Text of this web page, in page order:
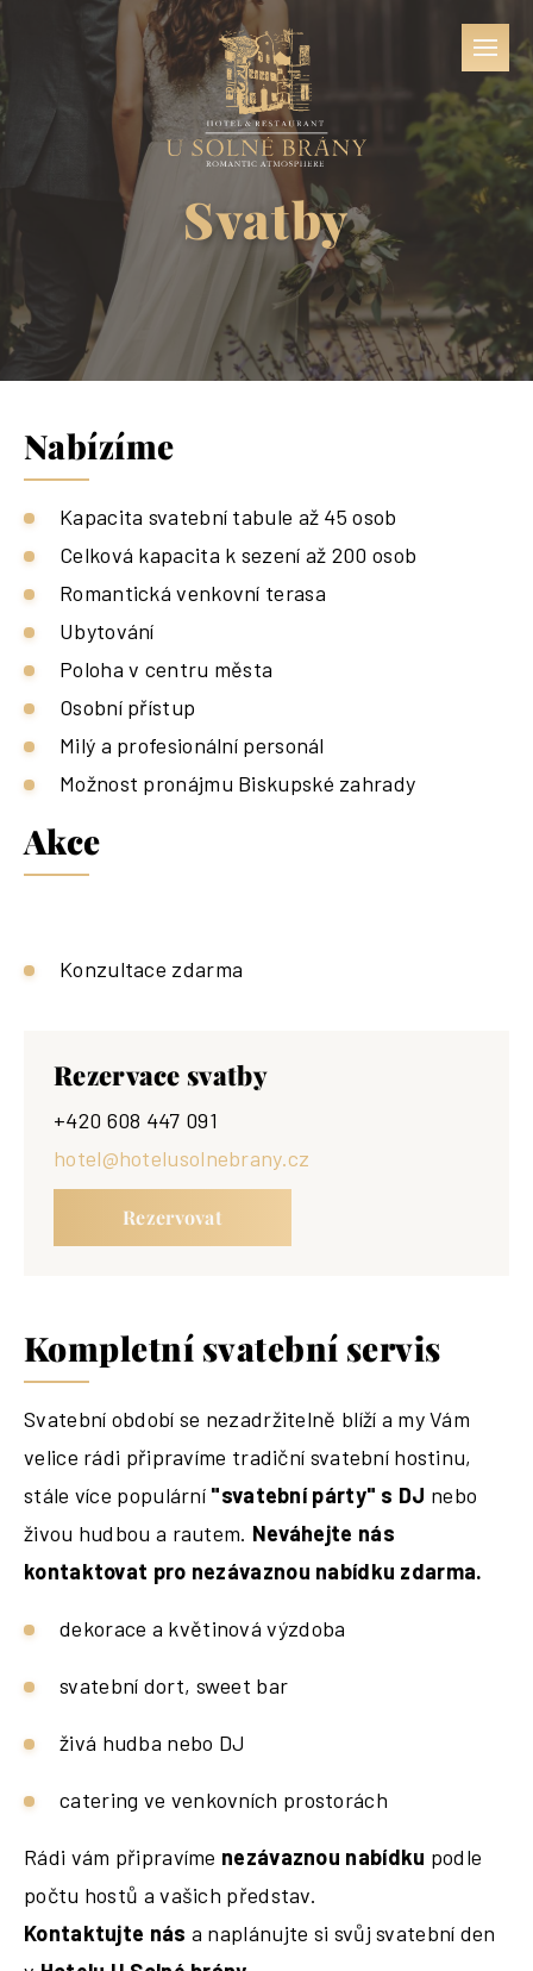
Svatby
Nabízíme
Kapacita svatební tabule až 45 osob
Celková kapacita k sezení až 200 osob
Romantická venkovní terasa
Ubytování
Poloha v centru města
Osobní přístup
Milý a profesionální personál
Možnost pronájmu Biskupské zahrady
Akce
Konzultace zdarma
Rezervace svatby
+420 608 447 091
hotel@hotelusolnebrany.cz
Rezervovat
Kompletní svatební servis
Svatební období se nezadržitelně blíží a my Vám
velice rádi připravíme tradiční svatební hostinu,
stále více populární "svatební párty" s DJ nebo
živou hudbou a rautem. Neváhejte nás
kontaktovat pro nezávaznou nabídku zdarma.
dekorace a květinová výzdoba
svatební dort, sweet bar
živá hudba nebo DJ
catering ve venkovních prostorách
Rádi vám připravíme nezávaznou nabídku podle
počtu hostů a vašich představ.
Kontaktujte nás a naplánujte si svůj svatební den